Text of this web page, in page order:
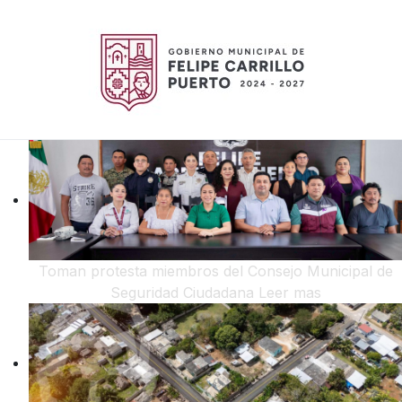
Toman protesta miembros del Consejo Municipal de
Seguridad Ciudadana Leer mas